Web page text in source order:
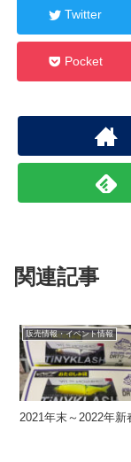
Twitter
Pocket
関連記事
販売情報・イベント情報
2021年末～2022年